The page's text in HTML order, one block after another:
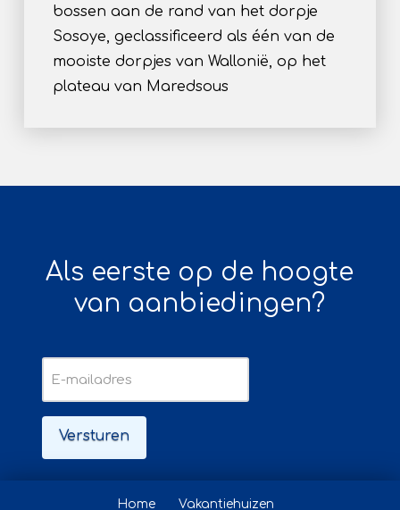
bossen aan de rand van het dorpje
Sosoye, geclassificeerd als één van de
mooiste dorpjes van Wallonië, op het
plateau van Maredsous
Als eerste op de hoogte
van aanbiedingen?
Home Vakantiehuizen